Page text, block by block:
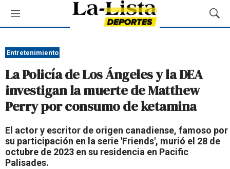
M
e
ú
M
o
q
u
e
Entretenimiento
La Policía de Los Ángeles y la DEA
investigan la muerte de Matthew
Perry por consumo de ketamina
El actor y escritor de origen canadiense, famoso por
su participación en la serie 'Friends', murió el 28 de
octubre de 2023 en su residencia en Pacific
Palisades.